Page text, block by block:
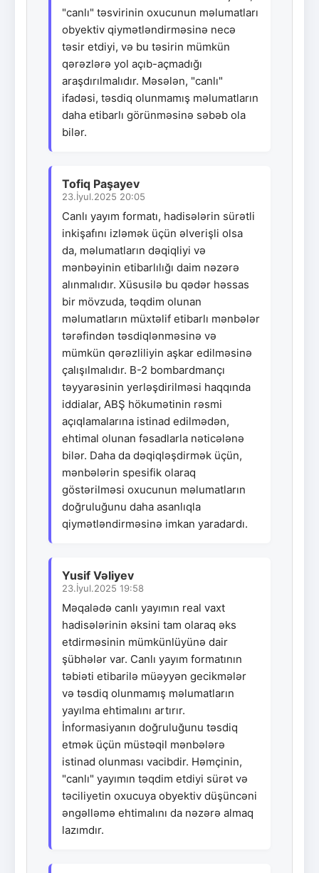
"canlı" təsvirinin oxucunun məlumatları
obyektiv qiymətləndirməsinə necə
təsir etdiyi, və bu təsirin mümkün
qərəzlərə yol açıb-açmadığı
araşdırılmalıdır. Məsələn, "canlı"
ifadəsi, təsdiq olunmamış məlumatların
daha etibarlı görünməsinə səbəb ola
bilər.
Tofiq Paşayev
23.İyul.2025 20:05
Canlı yayım formatı, hadisələrin sürətli
inkişafını izləmək üçün əlverişli olsa
da, məlumatların dəqiqliyi və
mənbəyinin etibarlılığı daim nəzərə
alınmalıdır. Xüsusilə bu qədər həssas
bir mövzuda, təqdim olunan
məlumatların müxtəlif etibarlı mənbələr
tərəfindən təsdiqlənməsinə və
mümkün qərəzliliyin aşkar edilməsinə
çalışılmalıdır. B-2 bombardmançı
təyyarəsinin yerləşdirilməsi haqqında
iddialar, ABŞ hökumətinin rəsmi
açıqlamalarına istinad edilmədən,
ehtimal olunan fəsadlarla nəticələnə
bilər. Daha da dəqiqləşdirmək üçün,
mənbələrin spesifik olaraq
göstərilməsi oxucunun məlumatların
doğruluğunu daha asanlıqla
qiymətləndirməsinə imkan yaradardı.
Yusif Vəliyev
23.İyul.2025 19:58
Məqalədə canlı yayımın real vaxt
hadisələrinin əksini tam olaraq əks
etdirməsinin mümkünlüyünə dair
şübhələr var. Canlı yayım formatının
təbiəti etibarilə müəyyən gecikmələr
və təsdiq olunmamış məlumatların
yayılma ehtimalını artırır.
İnformasiyanın doğruluğunu təsdiq
etmək üçün müstəqil mənbələrə
istinad olunması vacibdir. Həmçinin,
"canlı" yayımın təqdim etdiyi sürət və
təciliyetin oxucuya obyektiv düşüncəni
əngəlləmə ehtimalını da nəzərə almaq
lazımdır.